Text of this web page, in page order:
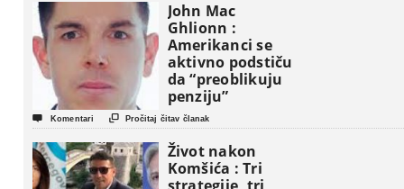
John Mac
Ghlionn :
Amerikanci se
aktivno podstiču
da “preoblikuju
penziju”
 Komentari  Pročitaj čitav članak
Život nakon
Komšića : Tri